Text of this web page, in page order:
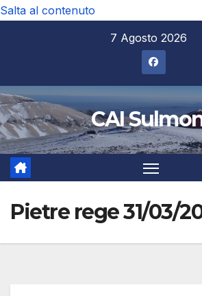
Salta al contenuto
7 Agosto 2026
CAI
Pietre rege 31/03/